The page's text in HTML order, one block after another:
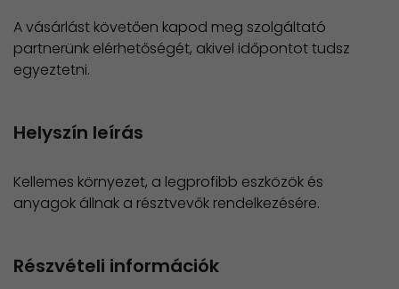
A vásárlást követően kapod meg szolgáltató
partnerünk elérhetőségét, akivel időpontot tudsz
egyeztetni.
Helyszín leírás
Kellemes környezet, a legprofibb eszközök és
anyagok állnak a résztvevők rendelkezésére.
Részvételi információk